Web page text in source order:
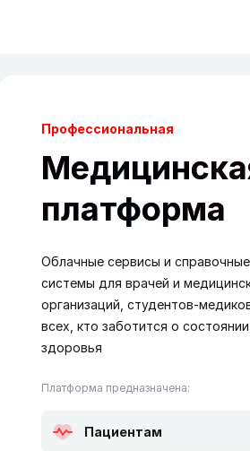
Профессиональная
платформа
Облачные сервисы и справочные
системы для врачей и
организаций, студентов-
всех, кто заботится о
здоровья
Платформа предназначена:
Пациентам